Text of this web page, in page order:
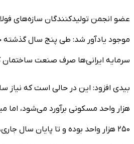
عضو انجمن تولیدکنندگان سازه‌های
سرمایه ایرانی‌ها صرف صنعت
هزار واحد مسکونی برآورد می‌شود، اما